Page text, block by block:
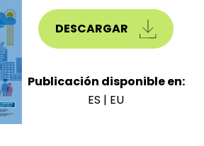
DESCARGAR
Publicación disponible en:
ES | EU